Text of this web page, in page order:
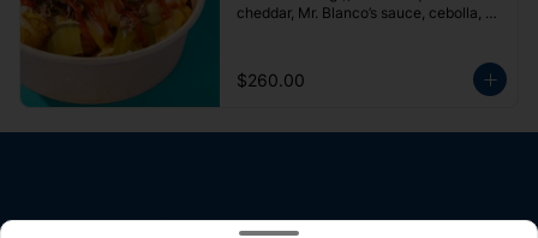
cheddar, Mr. Blanco’s sauce, cebolla,
$260.00